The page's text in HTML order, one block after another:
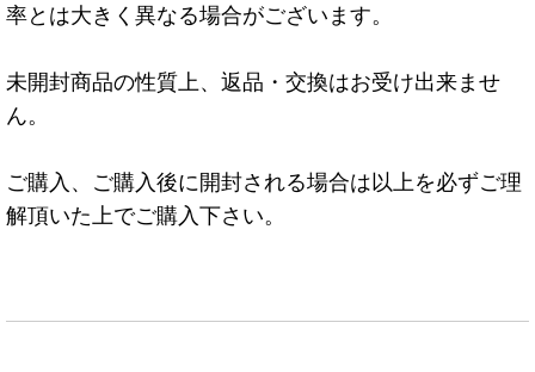
率とは大きく異なる場合がございます。
未開封商品の性質上、返品・交換はお受け出来ませ
ん。
ご購入、ご購入後に開封される場合は以上を必ずご理
解頂いた上でご購入下さい。